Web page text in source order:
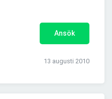
Ansök
13 augusti 2010